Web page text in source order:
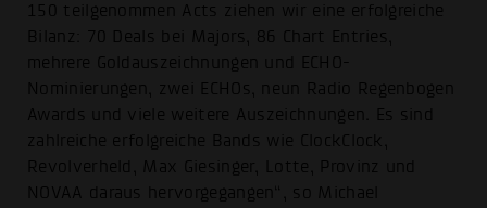
150 teilgenommen Acts ziehen wir eine erfolgreiche
Bilanz: 70 Deals bei Majors, 86 Chart Entries,
mehrere Goldauszeichnungen und ECHO-
Nominierungen, zwei ECHOs, neun Radio Regenbogen
Awards und viele weitere Auszeichnungen. Es sind
zahlreiche erfolgreiche Bands wie ClockClock,
Revolverheld, Max Giesinger, Lotte, Provinz und
NOVAA daraus hervorgegangen“, so Michael